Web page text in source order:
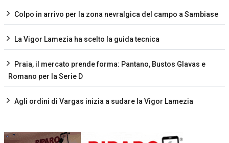
Colpo in arrivo per la zona nevralgica del campo a Sambiase
La Vigor Lamezia ha scelto la guida tecnica
Praia, il mercato prende forma: Pantano, Bustos Glavas e
Romano per la Serie D
Agli ordini di Vargas inizia a sudare la Vigor Lamezia